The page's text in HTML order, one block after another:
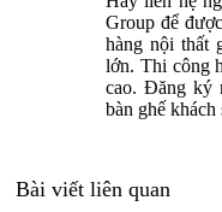
Group để
hàng nội thất
lớn. Thi công
cao. Đăng ký
bàn ghế khách
Bài viết liên quan